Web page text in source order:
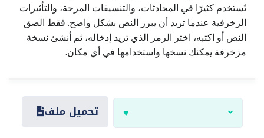
تُستخدم كثيرًا في المحادثات، والتنسيقات المرحة، والتأثيرات
الزخرفية عندما تريد أن يبرز النص بشكل واضح. فقط الصق
النص أو اكتبه، اختر الرمز الذي تريد إدخاله، ثم أنشئ نسخة
مزخرفة يمكنك نسخها واستخدامها في أي مكان.
تحميل ملف ♥